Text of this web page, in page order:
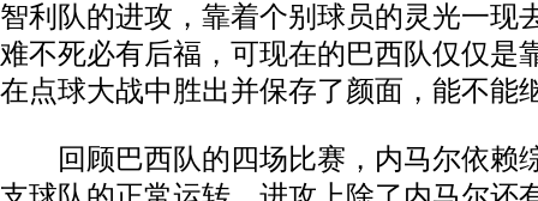
智利队的进攻，靠着个别球员的灵光一现
难不死必有后福，可现在的巴西队仅仅是
在点球大战中胜出并保存了颜面，能不能
回顾巴西队的四场比赛，内马尔依赖